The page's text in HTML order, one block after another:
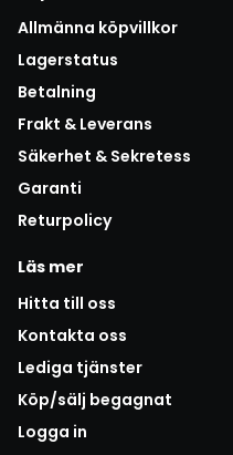
Allmänna köpvillkor
Lagerstatus
Betalning
Frakt & Leverans
Säkerhet & Sekretess
Garanti
Returpolicy
Läs mer
Hitta till oss
Kontakta oss
Lediga tjänster
Köp/sälj begagnat
Logga in